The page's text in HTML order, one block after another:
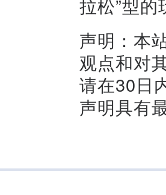
声明：本
观点和对
请在30日
声明